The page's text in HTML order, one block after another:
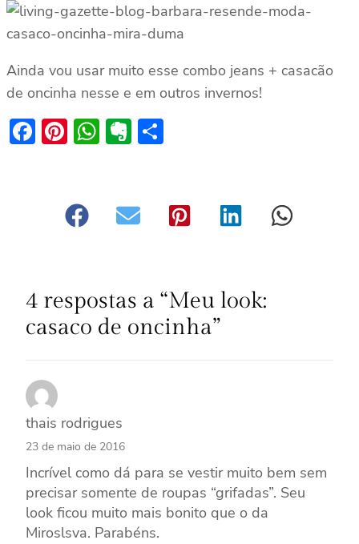
Ainda vou usar muito esse combo jeans + casacão
de oncinha nesse e em outros invernos!
Facebook
Pinterest
WhatsApp
Evernote
4 respostas a “Meu look:
casaco de oncinha”
thais rodrigues
23 de maio de 2016
Incrível como dá para se vestir muito bem sem
precisar somente de roupas “grifadas”. Seu
look ficou muito mais bonito que o da
Miroslsva. Parabéns.